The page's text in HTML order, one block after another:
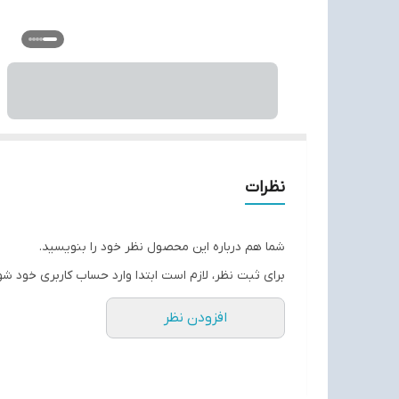
نظرات
شما هم درباره این محصول نظر خود را بنویسید.
برای ثبت نظر، لازم است ابتدا وارد حساب کاربری خود
افزودن نظر